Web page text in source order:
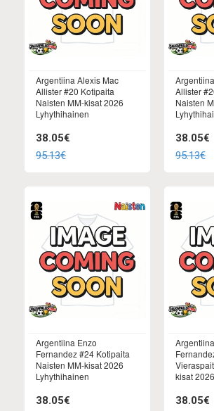
Argentiina Alexis Mac
Allister #20 Kotipaita
Naisten MM-kisat 2026
Lyhythihainen
38.05€
95.13€
Allister
Naisten
38.05€
95.13€
Argentiina Enzo
Fernandez #24 Kotipaita
Naisten MM-kisat 2026
Lyhythihainen
38.05€
kisat
38.05€